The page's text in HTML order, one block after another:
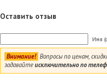
Оставить отзыв
Имя
Внимание! Вопросы по ценам,
задавайтеисключительно по